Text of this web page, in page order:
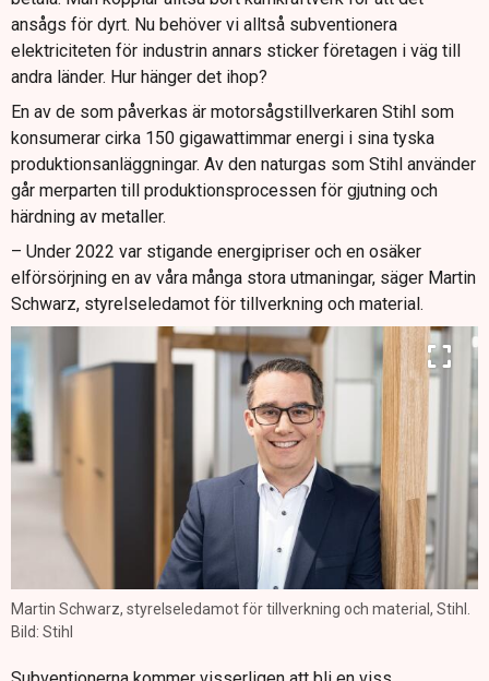
ansågs för dyrt. Nu behöver vi alltså subventionera
elektriciteten för industrin annars sticker företagen i väg till
andra länder. Hur hänger det ihop?
En av de som påverkas är motorsågstillverkaren Stihl som
konsumerar cirka 150 gigawattimmar energi i sina tyska
produktionsanläggningar. Av den naturgas som Stihl använder
går merparten till produktionsprocessen för gjutning och
härdning av metaller.
– Under 2022 var stigande energipriser och en osäker
elförsörjning en av våra många stora utmaningar, säger Martin
Schwarz, styrelseledamot för tillverkning och material.
Martin Schwarz, styrelseledamot för tillverkning och material, Stihl.
Bild: Stihl